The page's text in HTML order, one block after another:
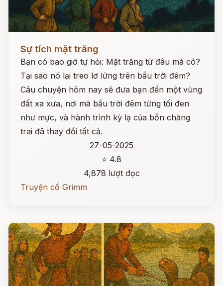
Sự tích mặt trăng
Bạn có bao giờ tự hỏi: Mặt trăng từ đâu mà có?
Tại sao nó lại treo lơ lửng trên bầu trời đêm?
Câu chuyện hôm nay sẽ đưa bạn đến một vùng
đất xa xưa, nơi mà bầu trời đêm từng tối đen
như mực, và hành trình kỳ lạ của bốn chàng
trai đã thay đổi tất cả.
27-05-2025
⭐ 4.8
4,878 lượt đọc
Truyện cổ Grimm